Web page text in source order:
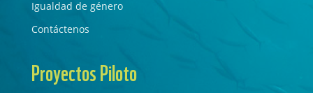
Igualdad de género
Contáctenos
Proyectos Piloto